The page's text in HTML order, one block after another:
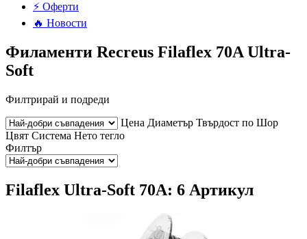
⚡ Оферти
🔥 Новости
Филаменти Recreus Filaflex 70A Ultra-
Soft
Филтрирай и подреди
Цена Диаметър Твърдост по Шор
Цвят Система Нето тегло
Филтър
Filaflex Ultra-Soft 70A: 6 Артикул